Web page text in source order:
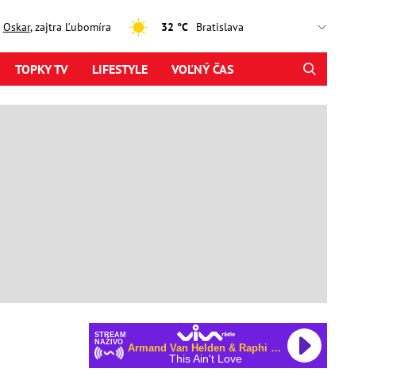
Oskar, zajtra Ľubomíra 32 °C
TOPKY TV LIFESTYLE VOĽNÝ ČAS
STREAM
NAŽIVO
Armand Van Helden & Raphi & George Reid
This Ain't Love